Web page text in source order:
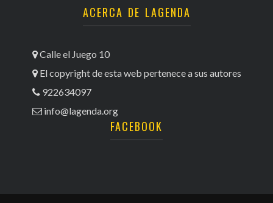
ACERCA DE LAGENDA
Calle el Juego 10
El copyright de esta web pertenece a sus autores
922634097
info@lagenda.org
FACEBOOK